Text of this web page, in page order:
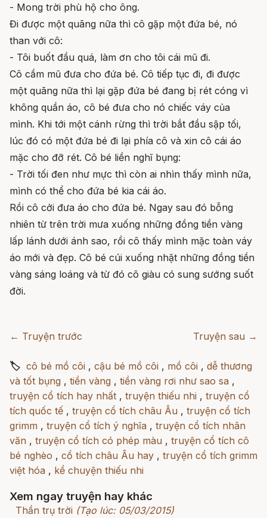
- Mong trời phù hộ cho ông.
Đi được một quãng nữa thì cô gặp một đứa bé, nó
than với cô:
- Tôi buốt đầu quá, làm ơn cho tôi cái mũ đi.
Cô cầm mũ đưa cho đứa bé. Cô tiếp tục đi, đi được
một quãng nữa thì lại gặp đứa bé đang bị rét cóng vì
không quần áo, cô bé đưa cho nó chiếc váy của
mình. Khi tới một cánh rừng thì trời bắt đầu sập tối,
lúc đó có một đứa bé đi lại phía cô và xin cô cái áo
mặc cho đỡ rét. Cô bé liền nghĩ bụng:
- Trời tối đen như mực thì còn ai nhìn thấy mình nữa,
mình có thể cho đứa bé kia cái áo.
Rồi cô cởi đưa áo cho đứa bé. Ngay sau đó bỗng
nhiên từ trên trời mưa xuống những đồng tiền vàng
lấp lánh dưới ánh sao, rồi cô thấy mình mặc toàn váy
áo mới và đẹp. Cô bé cúi xuống nhặt những đồng tiền
vàng sáng loáng và từ đó cô giàu có sung sướng suốt
đời.
← Truyện trước Truyện sau →
🏷 cô bé mồ côi , cậu bé mồ côi , mồ côi , dễ thương
và tốt bụng , tiền vàng , tiền vàng rơi như sao sa ,
truyện cổ tích hay nhất , truyện thiếu nhi , truyện cổ
tích quốc tế , truyện cổ tích châu Âu , truyện cổ tích
grimm , truyện cổ tích ý nghĩa , truyện cổ tích nhân
văn , truyện cổ tích có phép màu , truyện cổ tích cô
bé nghèo , cổ tích châu Âu hay , truyện cổ tích grimm
việt hóa , kể chuyện thiếu nhi
Xem ngay truyện hay khác
Thần trụ trời (Tạo lúc: 05/03/2015)